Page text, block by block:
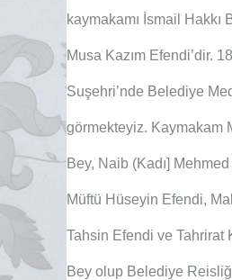
kaymakamı İsmail Hakkı
Musa Kazım Efendi’dir.
Suşehri’nde Belediye
görmekteyiz. Kaymakam
Bey, Naib (Kadı]
Müftü Hüseyin Efendi,
Tahsin Efendi ve Tahrirat
Bey olup Belediye